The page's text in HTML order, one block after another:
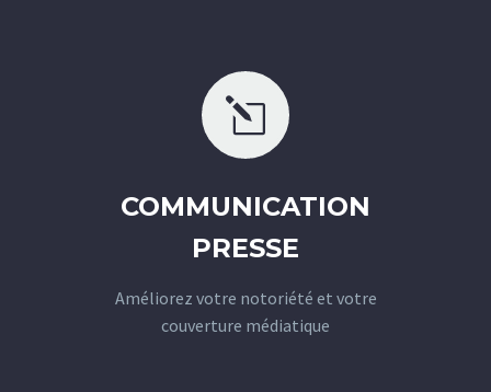
l
l
COMMUNICATION
PRESSE
Améliorez votre notoriété et votre
couverture médiatique